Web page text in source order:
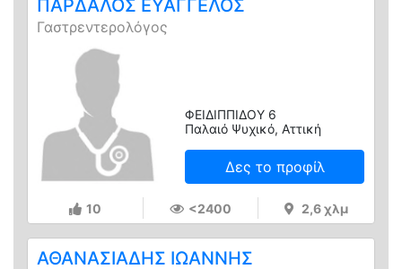
ΠΑΡΔΑΛΟΣ ΕΥΑΓΓΕΛΟΣ
Γαστρεντερολόγος
ΦΕΙΔΙΠΠΙΔΟΥ 6
Παλαιό Ψυχικό, Αττική
Δες το προφίλ
10 <2400 2,6 χλμ
ΑΘΑΝΑΣΙΑΔΗΣ ΙΩΑΝΝΗΣ